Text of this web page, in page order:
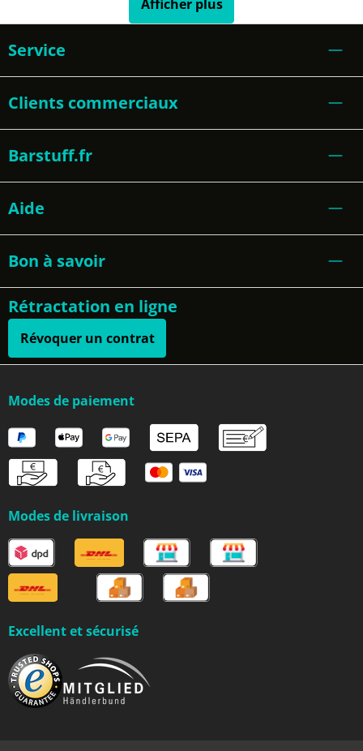
Afficher plus
Service
Clients commerciaux
Barstuff.fr
Aide
Bon à savoir
Rétractation en ligne
Révoquer un contrat
Modes de paiement
Modes de livraison
Excellent et sécurisé